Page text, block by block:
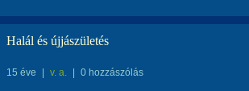
Halál és újjászületés
15 éve v. a. 0 hozzászólás